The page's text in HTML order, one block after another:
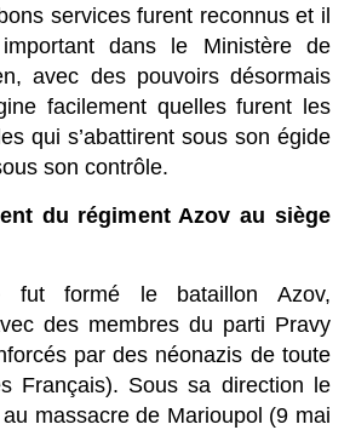
services furent reconnus et il
dans le Ministère de
avec des pouvoirs désormais
facilement quelles furent les
qui s’abattirent sous son égide
son contrôle.
du régiment Azov au siège
fut formé le bataillon Azov,
des membres du parti Pravy
par des néonazis de toute
Français). Sous sa direction le
massacre de Marioupol (9 mai